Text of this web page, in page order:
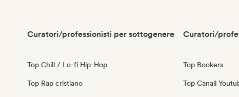
Curatori/professionisti per sottogenere
Top Chill / Lo-fi Hip-Hop
Top Rap cristiano
Curatori/
Top Bookers
Top Canali